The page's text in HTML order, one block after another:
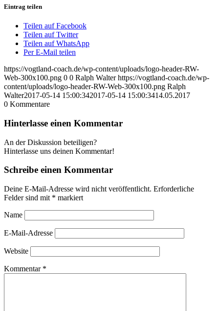
Eintrag teilen
Teilen auf Facebook
Teilen auf Twitter
Teilen auf WhatsApp
Per E-Mail teilen
https://vogtland-coach.de/wp-content/uploads/logo-header-RW-
Web-300x100.png 0 0 Ralph Walter https://vogtland-coach.de/wp-
content/uploads/logo-header-RW-Web-300x100.png Ralph
Walter2017-05-14 15:00:342017-05-14 15:00:3414.05.2017
0 Kommentare
Hinterlasse einen Kommentar
An der Diskussion beteiligen?
Hinterlasse uns deinen Kommentar!
Schreibe einen Kommentar
Deine E-Mail-Adresse wird nicht veröffentlicht. Erforderliche
Felder sind mit * markiert
Name
E-Mail-Adresse
Website
Kommentar *